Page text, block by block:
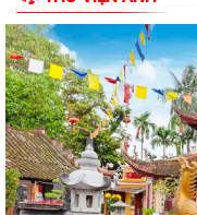
Lịch làm việc của lãnh đạo
ngày 09/8/2026
Đồng chí Bí thư Đảng ủy,
dân định kỳ tháng 8
UBND xã Trần Phú: Gửi
đối thoại với người dân